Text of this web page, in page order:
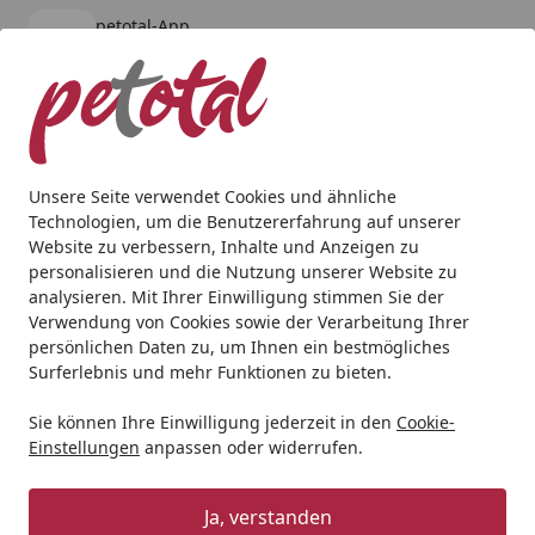
Unsere Seite verwendet Cookies und ähnliche
Technologien, um die Benutzererfahrung auf unserer
Website zu verbessern, Inhalte und Anzeigen zu
personalisieren und die Nutzung unserer Website zu
analysieren. Mit Ihrer Einwilligung stimmen Sie der
Verwendung von Cookies sowie der Verarbeitung Ihrer
persönlichen Daten zu, um Ihnen ein bestmögliches
Surferlebnis und mehr Funktionen zu bieten.
Sie können Ihre Einwilligung jederzeit in den Cookie-
Einstellungen anpassen oder widerrufen.
Ja, verstanden
petotal-App
kostenlos - Im App Store
Alle Produkte
Mein Konto
Suchen
Startseite
Katze Katzentrockenfutter Sanabelle Sanabelle
Sanabelle Senior Huhn
Katzentrockenfutter
Angebot